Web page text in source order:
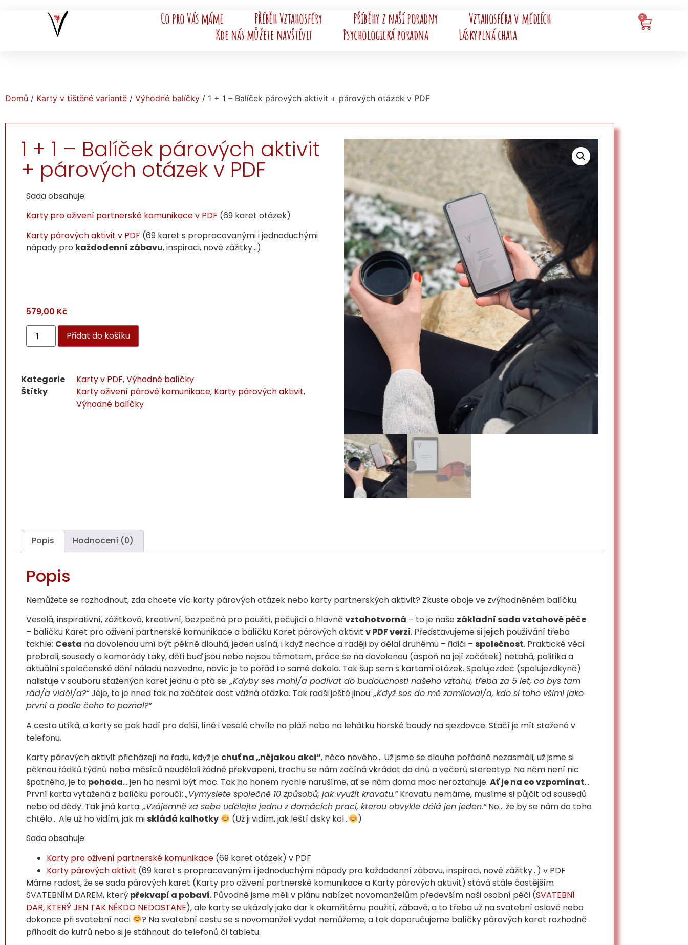
Co pro Vás máme Příběh Vztahosféry Příběhy z naší poradny
Vztahosféra v médiích
Kde nás můžete navštívit
Psychologická poradna Láskyplná chata
0
Domů / Karty v tištěné variantě / Výhodné balíčky / 1 + 1 – Balíček párových aktivit + párových otázek v PDF
1 + 1 – Balíček párových aktivit
+ párových otázek v PDF
Sada obsahuje:
Karty pro oživení partnerské komunikace v PDF (69 karet otázek)
Karty párových aktivit v PDF (69 karet s propracovanými i jednoduchými
nápady pro každodenní zábavu, inspiraci, nové zážitky…)
579,00 Kč
Přidat do košíku
Kategorie Karty v PDF,Výhodné balíčky
Štítky
Karty oživení párové komunikace, Karty párových aktivit,
Výhodné balíčky
Popis Hodnocení (0)
Popis
Nemůžete se rozhodnout, zda chcete víc karty párových otázek nebo karty partnerských aktivit? Zkuste oboje ve zvýhodněném balíčku.
Veselá, inspirativní, zážitková, kreativní, bezpečná pro použití, pečující a hlavněvztahotvorná – to je naše základní sada vztahové péče
– balíčku Karet pro oživení partnerské komunikace a balíčku Karet párových aktivit v PDF verzi. Představujeme si jejich používání třeba
takhle: Cesta na dovolenou umí být pěkně dlouhá, jeden usíná, i když nechce a raději by dělal druhému – řidiči – společnost. Praktické věci
probrali, sousedy a kamarády taky, děti buď jsou nebo nejsou tématem, práce se na dovolenou (aspoň na její začátek) netahá, politika a
aktuální společenské dění náladu nezvedne, navíc je to pořád to samé dokola. Tak šup sem s kartami otázek. Spolujezdec (spolujezdkyně)
nalistuje v souboru stažených karet jednu a ptá se:„Kdyby ses mohl/a podívat do budoucnosti našeho vztahu, třeba za 5 let, co bys tam
rád/a viděl/a?“Jéje, to je hned tak na začátek dost vážná otázka. Tak radši ještě jinou:„Když ses do mě zamiloval/a, kdo si toho všiml jako
první a podle čeho to poznal?“
A cesta utíká, a karty se pak hodí pro delší, líné i veselé chvíle na pláži nebo na lehátku horské boudy na sjezdovce. Stačí je mít stažené v
telefonu.
Karty párových aktivit přicházejí na řadu, když je chuť na „nějakou akci“, něco nového… Už jsme se dlouho pořádně nezasmáli, už jsme si
pěknou řádků týdnů nebo měsíců neudělali žádné překvapení, trochu se nám začíná vkrádat do dnů a večerů stereotyp. Na něm není nic
špatného, je to pohoda… jen ho nesmí být moc. Tak ho honem rychle narušíme, ať se nám doma moc neroztahuje. Ať je na co vzpomínat…
První karta vytažená z balíčku poroučí:„Vymyslete společně 10 způsobů, jak využít kravatu.“Kravatu nemáme, musíme si půjčit od sousedů
nebo od dědy. Tak jiná karta:„Vzájemně za sebe udělejte jednu z domácích prací, kterou obvykle dělá jen jeden.“No… že by se nám do toho
chtělo… Ale už ho vidím, jak miskládá kalhotky (Už ji vidím, jak leští disky kol…
)
Sada obsahuje:
Karty pro oživení partnerské komunikace (69 karet otázek) v PDF
Karty párových aktivit (69 karet s propracovanými i jednoduchými nápady pro každodenní zábavu, inspiraci, nové zážitky…) v PDF
Máme radost, že se sada párových karet (Karty pro oživení partnerské komunikace a Karty párových aktivit) stává stále častějším
SVATEBNÍM DAREM, který překvapí a pobaví. Původně jsme měli v plánu nabízet novomanželům především naši osobní péči (SVATEBNÍ
DAR, KTERÝ JEN TAK NĚKDO NEDOSTANE), ale karty se ukázaly jako dar k okamžitému použití, zábavě, a to třeba už na svatební oslavě nebo
dokonce při svatební noci
? Na svatební cestu se s novomanželi vydat nemůžeme, a tak doporučujeme balíčky párových karet rozhodně
přihodit do kufrů nebo si je stáhnout do telefonů či tabletu.